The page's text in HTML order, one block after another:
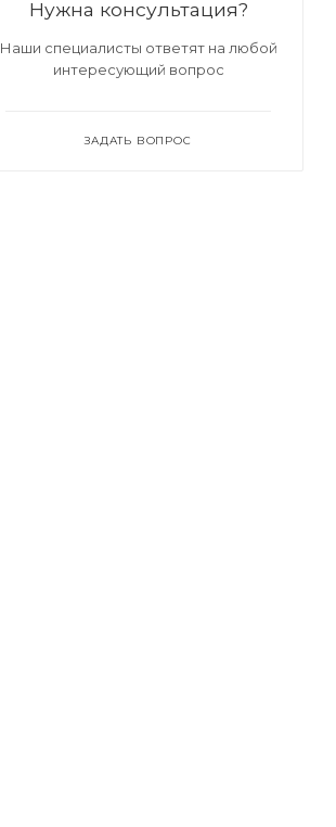
Нужна консультация?
Наши специалисты ответят на любой
интересующий вопрос
ЗАДАТЬ ВОПРОС